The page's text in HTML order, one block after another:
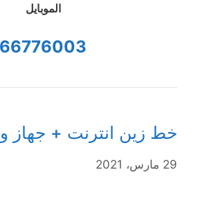
الموبايل
66776003
خط زين انترنت + جهاز
29 مارس، 2021